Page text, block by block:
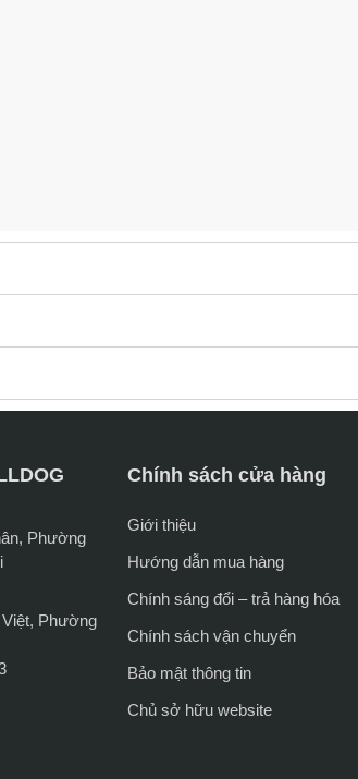
Phường
Phường
Chính sách cửa hàng
Giới thiệu
Hướng dẫn mua hàng
Chính sáng đổi – trả hàng hóa
Chính sách vận chuyển
Bảo mật thông tin
Chủ sở hữu website